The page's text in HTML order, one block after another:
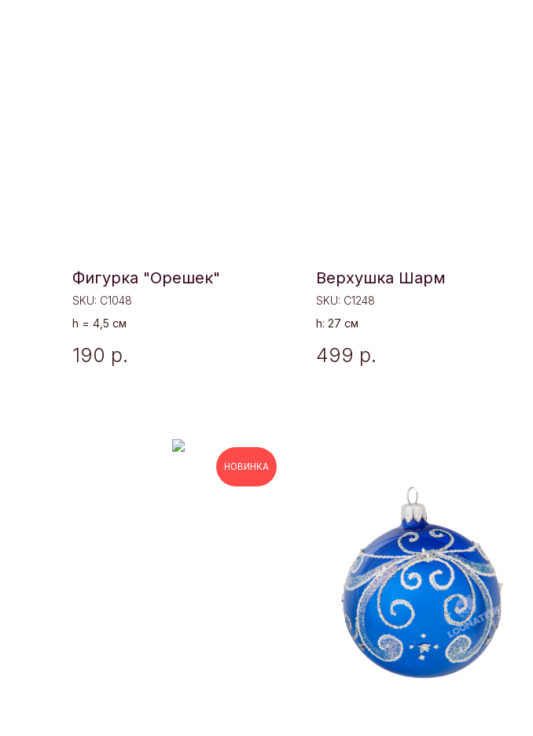
Фигурка "Орешек"
SKU: C1048
h = 4,5 см
190 р.
Верхушка Шарм
SKU: C1248
h: 27 см
499 р.
НОВИНКА